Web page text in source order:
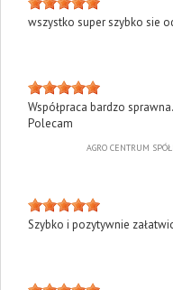
wszystko super szybko sie
Współpraca bardzo
Polecam
AGRO CENTRUM
Szybko i pozytywnie